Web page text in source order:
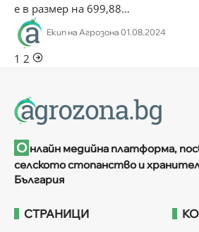
е в размер на 699,88…
Екип на Агрозона 01.08.2024
1 2
О нлайн медийна платформа,
селското стопанство и
България
СТРАНИЦИ